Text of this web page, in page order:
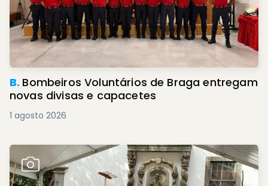
B. Bombeiros Voluntários de Braga entregam
novas divisas e capacetes
1 agosto 2026